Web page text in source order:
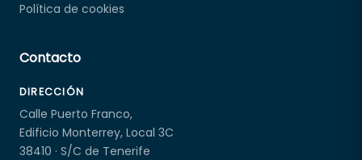
Política de cookies
Contacto
DIRECCIÓN
Calle Puerto Franco,
Edificio Monterrey, Local 3C
38410 · S/C de Tenerife